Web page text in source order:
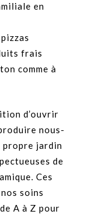
en
frais
comme à
d’ouvrir
nous-
propre jardin
de
Ces
soins
A à Z pour